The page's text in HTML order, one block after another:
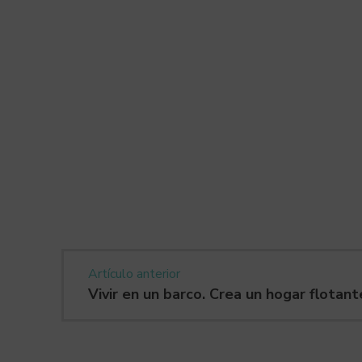
Artículo anterior
Vivir en un barco. Crea un hogar